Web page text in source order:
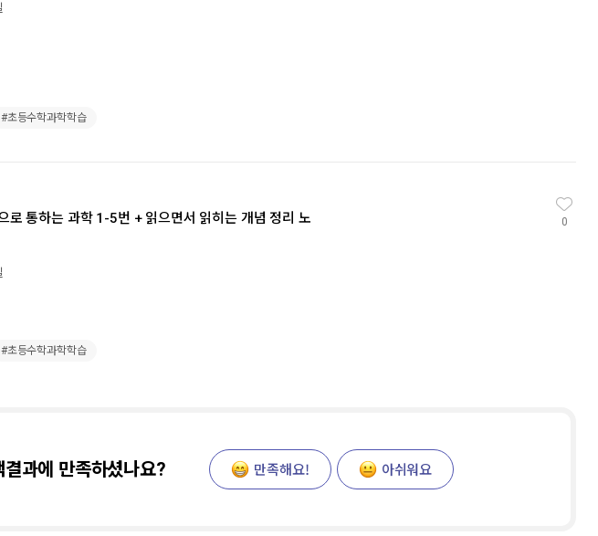
#초등수학과학학습
로 통하는 과학 1-5번 + 읽으면서 읽히는 개념 정리 노
#초등수학과학학습
0
결과에 만족하셨나요? 만족해요! 아쉬워요